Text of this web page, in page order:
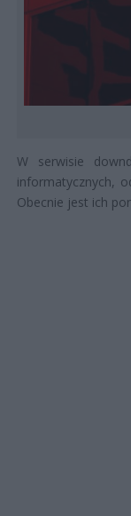
W serwisie
informatycznych,
Obecnie jest ich